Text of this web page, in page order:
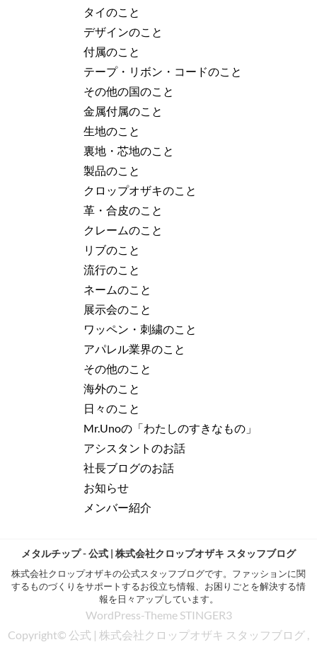
タイのこと
デザインのこと
付属のこと
テープ・リボン・コードのこと
その他の国のこと
金属付属のこと
生地のこと
裏地・芯地のこと
製品のこと
クロップオザキのこと
革・合皮のこと
クレームのこと
リブのこと
流行のこと
ネームのこと
展示会のこと
ワッペン・刺繍のこと
アパレル業界のこと
その他のこと
海外のこと
日々のこと
Mr.Unoの「わたしのすきなもの」
アシスタントのお話
社長ブログのお話
お知らせ
メンバー紹介
メタルチップ - 公式 | 株式会社クロップオザキ スタッフブログ
株式会社クロップオザキの公式スタッフブログです。ファッションに関
するものづくりをサポートするお役立ち情報、お困りごとを解決する情
報を日々アップしています。
WordPress-Theme STINGER3
Copyright© 公式 | 株式会社クロップオザキ スタッフブログ ,